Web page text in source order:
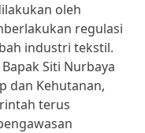
oleh
regulasi
industri tekstil.
Siti Nurbaya
dan Kehutanan,
terus